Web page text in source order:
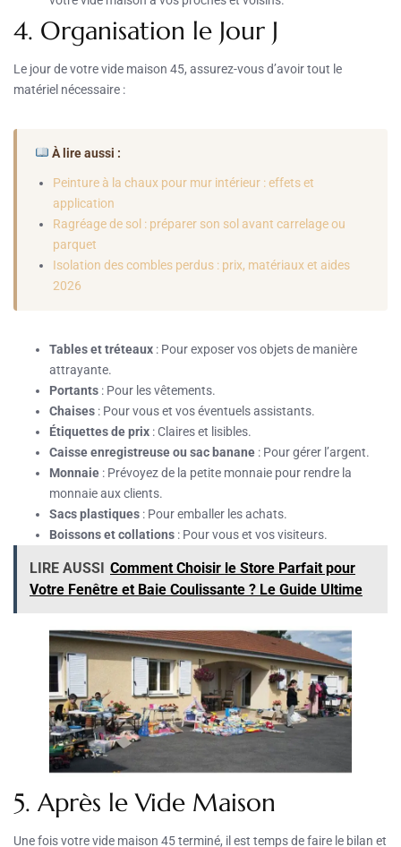
4. Organisation le Jour J
Le jour de votre vide maison 45, assurez-vous d’avoir tout le
matériel nécessaire :
À lire aussi :
Peinture à la chaux pour mur intérieur : effets et
application
Ragréage de sol : préparer son sol avant carrelage ou
parquet
Isolation des combles perdus : prix, matériaux et aides
2026
Tables et tréteaux : Pour exposer vos objets de manière
attrayante.
Portants : Pour les vêtements.
Chaises : Pour vous et vos éventuels assistants.
Étiquettes de prix : Claires et lisibles.
Caisse enregistreuse ou sac banane : Pour gérer l’argent.
Monnaie : Prévoyez de la petite monnaie pour rendre la
monnaie aux clients.
Sacs plastiques : Pour emballer les achats.
Boissons et collations : Pour vous et vos visiteurs.
LIRE AUSSI Comment Choisir le Store Parfait pour
Votre Fenêtre et Baie Coulissante ? Le Guide Ultime
5. Après le Vide Maison
Une fois votre vide maison 45 terminé, il est temps de faire le bilan et